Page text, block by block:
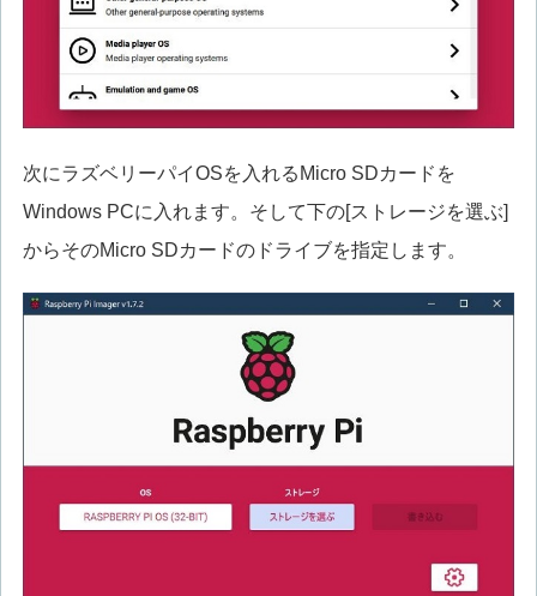
次にラズベリーパイOSを入れるMicro SDカードを
Windows PCに入れます。そして下の[ストレージを選ぶ]
からそのMicro SDカードのドライブを指定します。